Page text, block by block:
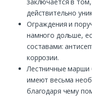
действительно
Ограждения и
намного дольше,
составами:
коррозии.
Лестничные марши
имеют весьма
благодаря чему